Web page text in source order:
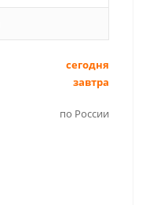
сегодня
завтра
по России